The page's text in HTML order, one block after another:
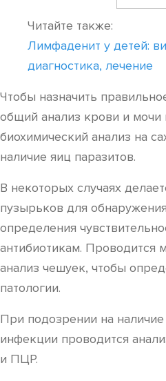
Читайте также:
Лимфаденит у детей:
диагностика, лечение
Чтобы назначить
общий анализ крови и мочи
биохимический анализ на
наличие яиц паразитов.
В некоторых случаях
пузырьков для
определения
антибиотикам. Проводится
анализ чешуек, чтобы
патологии.
При подозрении на
инфекции проводится
и ПЦР.